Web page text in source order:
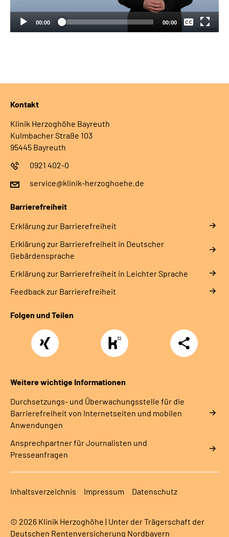
00:00 00:00
Deutsch
Kontakt
Klinik Herzoghöhe Bayreuth
Kulmbacher Straße 103
95445 Bayreuth
0921 402-0
service@klinik-herzoghoehe.de
Barrierefreiheit
Erklärung zur Barrierefreiheit
Erklärung zur Barrierefreiheit in Deutscher
Gebärdensprache
Erklärung zur Barrierefreiheit in Leichter Sprache
Feedback zur Barrierefreiheit
Folgen und Teilen
Xing
https://www.kununu.com/de/deutsche-
rentenversicherung-
nordbayern6
Teilen
Weitere wichtige Informationen
Durchsetzungs- und Überwachungsstelle für die
Barrierefreiheit von Internetseiten und mobilen
Anwendungen
Ansprechpartner für Journalisten und
Presseanfragen
Inhaltsverzeichnis Impressum Datenschutz
© 2026 Klinik Herzoghöhe | Unter der Trägerschaft der
Deutschen Rentenversicherung Nordbayern